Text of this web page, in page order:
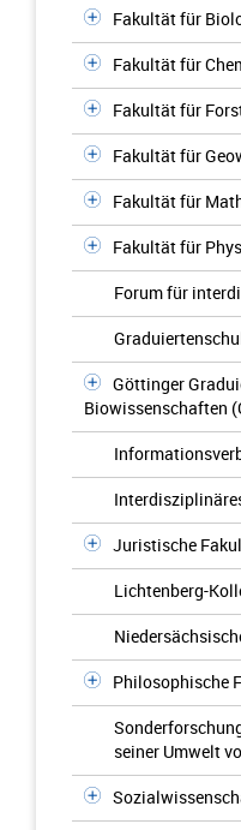
Fakultät für
Fakultät für
Fakultät für
Fakultät für
Fakultät für
Fakultät für
Forum für
Göttinger
Biowissenschaften
Juristische
Lichtenberg-
Philosophische
seiner Umwelt